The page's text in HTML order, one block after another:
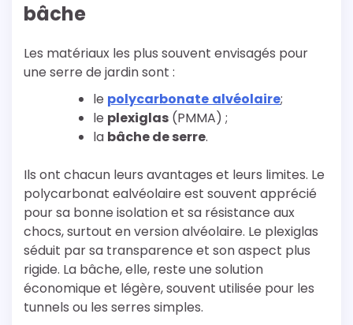
bâche
Les matériaux les plus souvent envisagés pour
une serre de jardin sont :
le polycarbonate alvéolaire;
le plexiglas (PMMA) ;
la bâche de serre.
Ils ont chacun leurs avantages et leurs limites. Le
polycarbonat ealvéolaire est souvent apprécié
pour sa bonne isolation et sa résistance aux
chocs, surtout en version alvéolaire. Le plexiglas
séduit par sa transparence et son aspect plus
rigide. La bâche, elle, reste une solution
économique et légère, souvent utilisée pour les
tunnels ou les serres simples.